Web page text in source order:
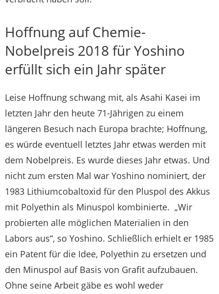
Hoffnung auf Chemie-
Nobelpreis 2018 für Yoshino
erfüllt sich ein Jahr später
Leise Hoffnung schwang mit, als Asahi Kasei im
letzten Jahr den heute 71-Jährigen zu einem
längeren Besuch nach Europa brachte; Hoffnung,
es würde eventuell letztes Jahr etwas werden mit
dem Nobelpreis. Es wurde dieses Jahr etwas. Und
nicht zum ersten Mal war Yoshino nominiert, der
1983 Lithiumcobaltoxid für den Pluspol des Akkus
mit Polyethin als Minuspol kombinierte. „Wir
probierten alle möglichen Materialien in den
Labors aus“, so Yoshino. Schließlich erhielt er 1985
ein Patent für die Idee, Polyethin zu ersetzen und
den Minuspol auf Basis von Grafit aufzubauen.
Ohne seine Arbeit gäbe es wohl weder